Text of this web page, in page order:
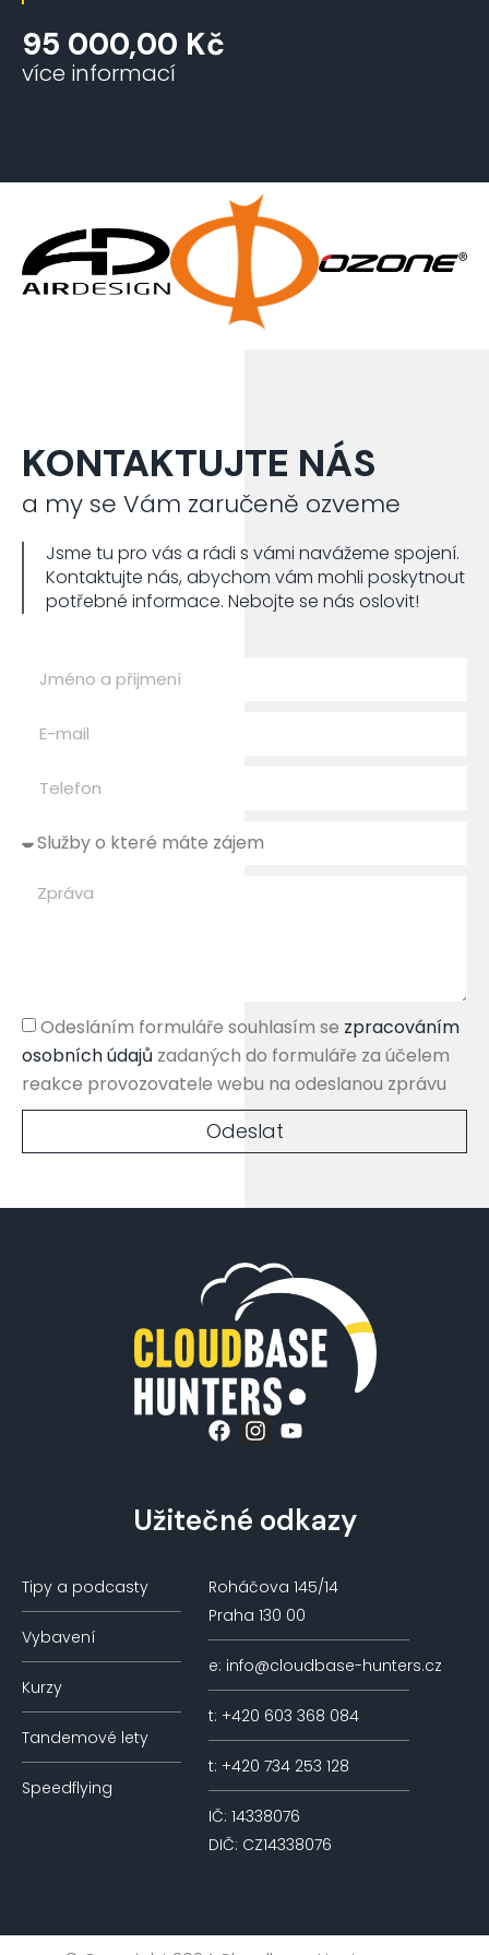
95 000,00 Kč
více informací
KONTAKTUJTE NÁS
a my se Vám zaručeně ozveme
Jsme tu pro vás a rádi s vámi navážeme spojení.
Kontaktujte nás, abychom vám mohli poskytnout
potřebné informace. Nebojte se nás oslovit!
Odesláním formuláře souhlasím se zpracováním
osobních údajů zadaných do formuláře za účelem
reakce provozovatele webu na odeslanou zprávu
Odeslat
Užitečné odkazy
Tipy a podcasty
Vybavení
Kurzy
Tandemové lety
Speedflying
Roháčova 145/14
Praha 130 00
e: info@cloudbase-hunters.cz
t: +420 603 368 084
t: +420 734 253 128
IČ: 14338076
DIČ: CZ14338076